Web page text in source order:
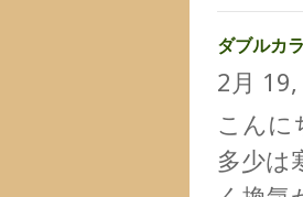
ダブルカ
2月 19,
こんに
多少は